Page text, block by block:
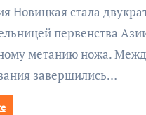
Новицкая стала
первенства
метанию ножа.
завершились…